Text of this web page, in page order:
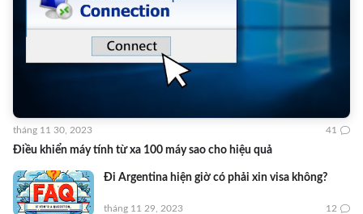
Điều khiển máy tính từ xa 100 máy sao cho hiệu quả
tháng 11 30, 2023 41
Đi Argentina hiện giờ có phải xin visa không?
tháng 11 29, 2023 12